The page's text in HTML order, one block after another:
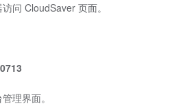
问 CloudSaver 页面。
理界面。